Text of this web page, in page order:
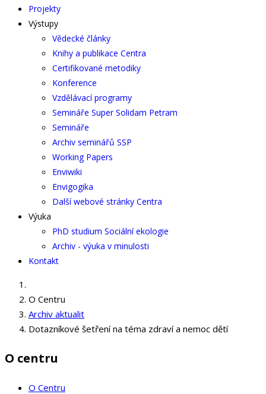
Projekty
Výstupy
Vědecké články
Knihy a publikace Centra
Certifikované metodiky
Konference
Vzdělávací programy
Semináře Super Solidam Petram
Semináře
Archiv seminářů SSP
Working Papers
Enviwiki
Envigogika
Další webové stránky Centra
Výuka
PhD studium Sociální ekologie
Archiv - výuka v minulosti
Kontakt
O Centru
Archiv aktualit
Dotazníkové šetření na téma zdraví a nemoc dětí
O centru
O Centru